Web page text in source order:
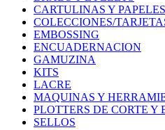
CARTULINAS Y PAPELES
COLECCIONES/
EMBOSSING
ENCUADERNACION
GAMUZINA
KITS
LACRE
MAQUINAS Y
PLOTTERS DE CORTE Y
SELLOS